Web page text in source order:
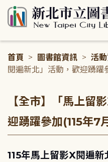
首頁 > 圖書館資訊 > 活
閱遍新北」活動，歡迎踴躍
【全市】「馬上留
迎踴躍參加(115年7
115年馬上留影X閱遍新